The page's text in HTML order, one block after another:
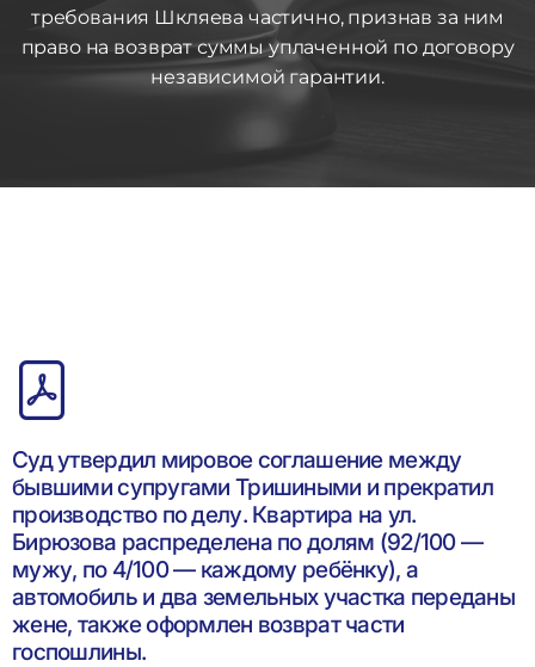
требования Шкляева частично, признав за ним
право на возврат суммы уплаченной по договору
независимой гарантии.
Суд утвердил мировое соглашение между
бывшими супругами Тришиными и прекратил
производство по делу. Квартира на ул.
Бирюзова распределена по долям (92/100 —
мужу, по 4/100 — каждому ребёнку), а
автомобиль и два земельных участка переданы
жене, также оформлен возврат части
госпошлины.